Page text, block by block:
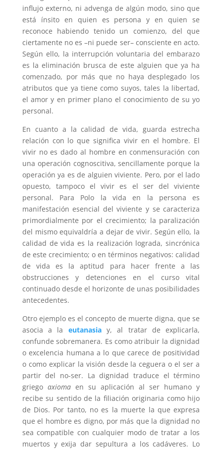
influjo externo, ni advenga de algún modo, sino que
está ínsito en quien es persona y en quien se
reconoce habiendo tenido un comienzo, del que
ciertamente no es –ni puede ser– consciente en acto.
Según ello, la interrupción voluntaria del embarazo
es la eliminación brusca de este alguien que ya ha
comenzado, por más que no haya desplegado los
atributos que ya tiene como suyos, tales la libertad,
el amor y en primer plano el conocimiento de su yo
personal.
En cuanto a la calidad de vida, guarda estrecha
relación con lo que significa vivir en el hombre. El
vivir no es dado al hombre en conmensuración con
una operación cognoscitiva, sencillamente porque la
operación ya es de alguien viviente. Pero, por el lado
opuesto, tampoco el vivir es el ser del viviente
personal. Para Polo la vida en la persona es
manifestación esencial del viviente y se caracteriza
primordialmente por el crecimiento; la paralización
del mismo equivaldría a dejar de vivir. Según ello, la
calidad de vida es la realización lograda, sincrónica
de este crecimiento; o en términos negativos: calidad
de vida es la aptitud para hacer frente a las
obstrucciones y detenciones en el curso vital
continuado desde el horizonte de unas posibilidades
antecedentes.
Otro ejemplo es el concepto de muerte digna, que se
asocia a la eutanasia y, al tratar de explicarla,
confunde sobremanera. Es como atribuir la dignidad
o excelencia humana a lo que carece de positividad
o como explicar la visión desde la ceguera o el ser a
partir del no-ser. La dignidad traduce el término
griego axiomaen su aplicación al ser humano y
recibe su sentido de la filiación originaria como hijo
de Dios. Por tanto, no es la muerte la que expresa
que el hombre es digno, por más que la dignidad no
sea compatible con cualquier modo de tratar a los
muertos y exija dar sepultura a los cadáveres. Lo